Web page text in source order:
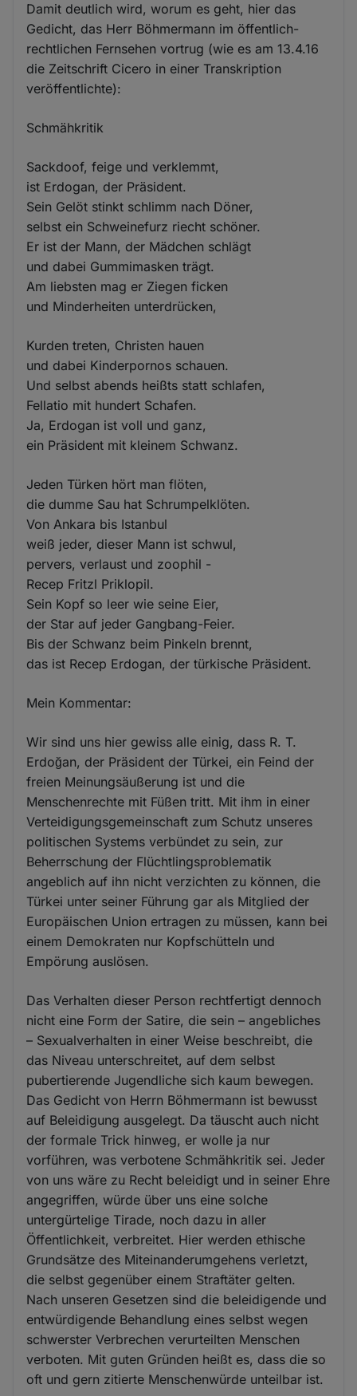
Damit deutlich wird, worum es geht, hier das
Gedicht, das Herr Böhmermann im öffentlich-
rechtlichen Fernsehen vortrug (wie es am 13.4.16
die Zeitschrift Cicero in einer Transkription
veröffentlichte):
Schmähkritik
Sackdoof, feige und verklemmt,
ist Erdogan, der Präsident.
Sein Gelöt stinkt schlimm nach Döner,
selbst ein Schweinefurz riecht schöner.
Er ist der Mann, der Mädchen schlägt
und dabei Gummimasken trägt.
Am liebsten mag er Ziegen ficken
und Minderheiten unterdrücken,
Kurden treten, Christen hauen
und dabei Kinderpornos schauen.
Und selbst abends heißts statt schlafen,
Fellatio mit hundert Schafen.
Ja, Erdogan ist voll und ganz,
ein Präsident mit kleinem Schwanz.
Jeden Türken hört man flöten,
die dumme Sau hat Schrumpelklöten.
Von Ankara bis Istanbul
weiß jeder, dieser Mann ist schwul,
pervers, verlaust und zoophil -
Recep Fritzl Priklopil.
Sein Kopf so leer wie seine Eier,
der Star auf jeder Gangbang-Feier.
Bis der Schwanz beim Pinkeln brennt,
das ist Recep Erdogan, der türkische Präsident.
Mein Kommentar:
Wir sind uns hier gewiss alle einig, dass R. T.
Erdoğan, der Präsident der Türkei, ein Feind der
freien Meinungsäußerung ist und die
Menschenrechte mit Füßen tritt. Mit ihm in einer
Verteidigungsgemeinschaft zum Schutz unseres
politischen Systems verbündet zu sein, zur
Beherrschung der Flüchtlingsproblematik
angeblich auf ihn nicht verzichten zu können, die
Türkei unter seiner Führung gar als Mitglied der
Europäischen Union ertragen zu müssen, kann bei
einem Demokraten nur Kopfschütteln und
Empörung auslösen.
Das Verhalten dieser Person rechtfertigt dennoch
nicht eine Form der Satire, die sein – angebliches
– Sexualverhalten in einer Weise beschreibt, die
das Niveau unterschreitet, auf dem selbst
pubertierende Jugendliche sich kaum bewegen.
Das Gedicht von Herrn Böhmermann ist bewusst
auf Beleidigung ausgelegt. Da täuscht auch nicht
der formale Trick hinweg, er wolle ja nur
vorführen, was verbotene Schmähkritik sei. Jeder
von uns wäre zu Recht beleidigt und in seiner Ehre
angegriffen, würde über uns eine solche
untergürtelige Tirade, noch dazu in aller
Öffentlichkeit, verbreitet. Hier werden ethische
Grundsätze des Miteinanderumgehens verletzt,
die selbst gegenüber einem Straftäter gelten.
Nach unseren Gesetzen sind die beleidigende und
entwürdigende Behandlung eines selbst wegen
schwerster Verbrechen verurteilten Menschen
verboten. Mit guten Gründen heißt es, dass die so
oft und gern zitierte Menschenwürde unteilbar ist.